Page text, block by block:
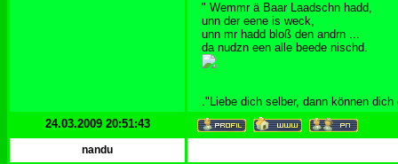
" Wemmr ä Baar Laadschn hadd,
unn der eene is weck,
unn mr hadd bloß den andrn ...
da nudzn een alle beede nischd.
."Liebe dich selber, dann können dich
24.03.2009 20:51:43
nandu